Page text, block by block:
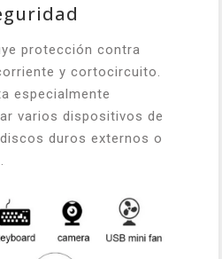
protección contra
y cortocircuito.
especialmente
varios dispositivos de
duros externos o